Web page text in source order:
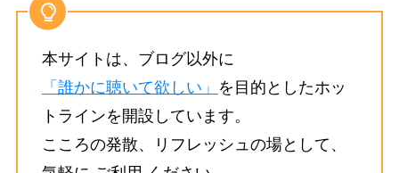
本サイトは、ブログ以外に
「誰かに聴いて欲しい」 を目的としたホッ
トラインを開設しています。
こころの発散、リフレッシュの場として、